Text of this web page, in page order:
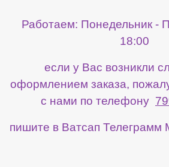
Работаем: Понедельник -
18:00
если у Вас возникли
оформлением заказа,
с нами по телефону
пишите в Ватсап Телеграмм